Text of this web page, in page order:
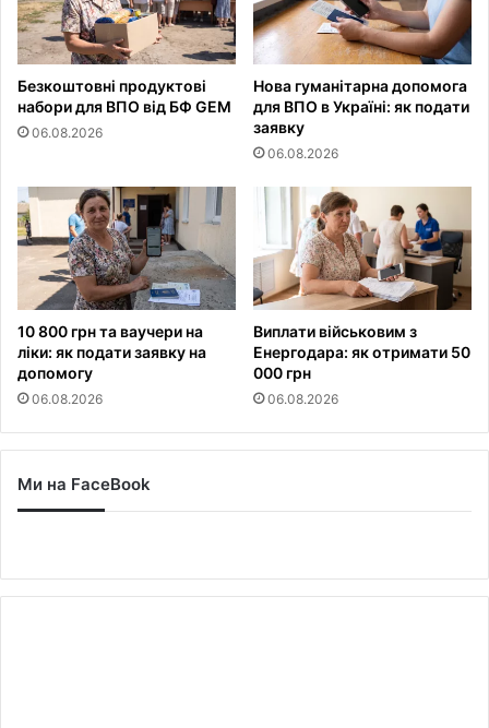
Безкоштовні продуктові
набори для ВПО від БФ GEM
06.08.2026
Нова гуманітарна допомога
для ВПО в Україні: як подати
заявку
06.08.2026
10 800 грн та ваучери на
ліки: як подати заявку на
допомогу
06.08.2026
Виплати військовим з
Енергодара: як отримати 50
000 грн
06.08.2026
Ми на FaceBook